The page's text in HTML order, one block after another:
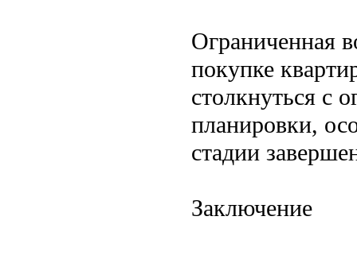
Ограниченная
покупке
столкнуться с
планировки,
стадии
Заключение